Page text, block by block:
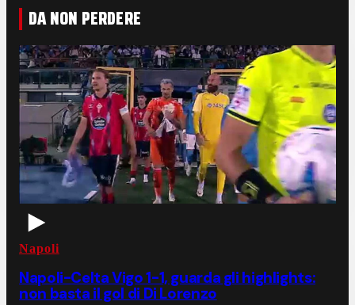
DA NON PERDERE
Napoli
Napoli-Celta Vigo 1-1, guarda gli highlights:
non basta il gol di Di Lorenzo